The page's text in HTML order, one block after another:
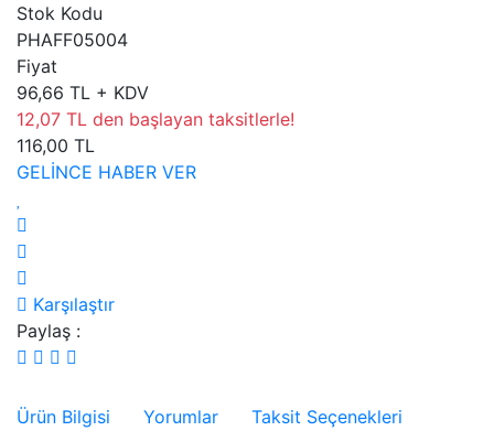
Stok Kodu
PHAFF05004
Fiyat
96,66 TL + KDV
12,07 TL den başlayan taksitlerle!
116,00 TL
GELİNCE HABER VER
Karşılaştır
Paylaş :
Ürün Bilgisi Yorumlar
Taksit Seçenekleri